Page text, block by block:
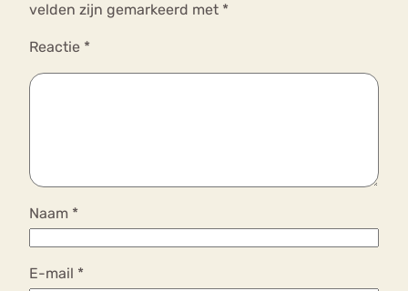
velden zijn gemarkeerd met *
Reactie *
Naam *
E-mail *